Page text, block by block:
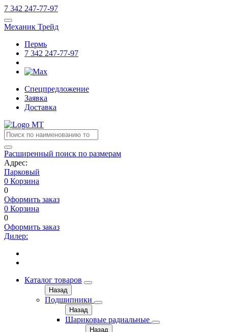
7 342 247-77-97
Механик Трейд
Пермь
7 342 247-77-97
Спецпредложение
Заявка
Доставка
Расширенный поиск по размерам
Адрес:
Парковый
0 Корзина
0
Оформить заказ
0 Корзина
0
Оформить заказ
Дилер:
Каталог товаров
Назад
Подшипники
Назад
Шариковые радиальные
Назад